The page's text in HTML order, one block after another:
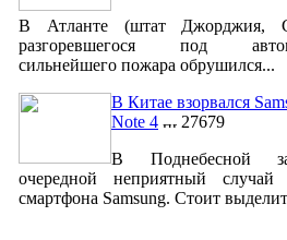
В Атланте (штат Джорджия,
разгоревшегося под
сильнейшего пожара обрушился...
В Китае взорвался
Note 4
27679
В Поднебесной
очередной неприятный случай
смартфона Samsung. Стоит